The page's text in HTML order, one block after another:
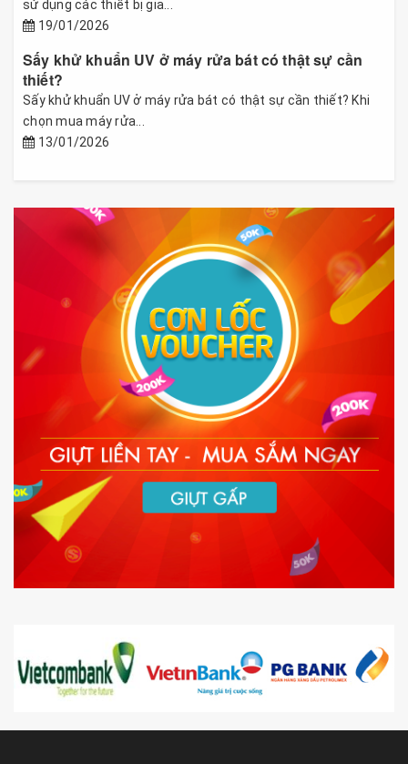
sử dụng các thiết bị gia...
19/01/2026
Sấy khử khuẩn UV ở máy rửa bát có thật sự cần
thiết?
Sấy khử khuẩn UV ở máy rửa bát có thật sự cần thiết? Khi
chọn mua máy rửa...
13/01/2026